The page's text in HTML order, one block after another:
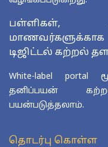
தொடர்பு கொள்ள
பள்ளிகள்,
மாணவர்களுக்காக
டிஜிட்டல் கற்றல்
White-label
தனிப்பயன்
பயன்படுத்தலாம்.